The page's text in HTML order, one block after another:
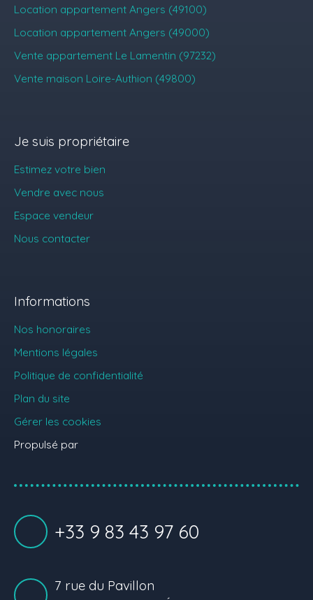
Location appartement Angers (49100)
Location appartement Angers (49000)
Vente appartement Le Lamentin (97232)
Vente maison Loire-Authion (49800)
Je suis propriétaire
Estimez votre bien
Vendre avec nous
Espace vendeur
Nous contacter
Informations
Nos honoraires
Mentions légales
Politique de confidentialité
Plan du site
Gérer les cookies
Propulsé par
+33 9 83 43 97 60
7 rue du Pavillon